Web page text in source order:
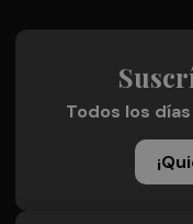
Todos los